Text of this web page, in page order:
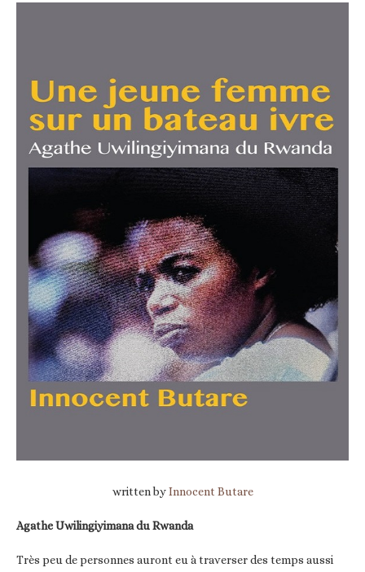
written byInnocent Butare
Agathe Uwilingiyimana du Rwanda
Très peu de personnes auront eu à traverser des temps aussi